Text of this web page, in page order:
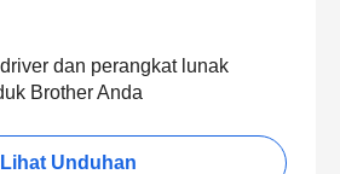
dan perangkat lunak
Brother Anda
Lihat Unduhan